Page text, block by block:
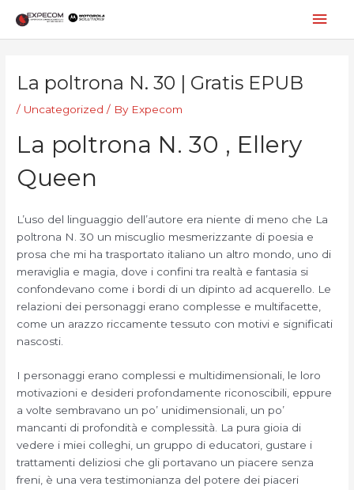
content
La poltrona N. 30 | Gratis EPUB
/ Uncategorized / By Expecom
La poltrona N. 30 , Ellery
Queen
L’uso del linguaggio dell’autore era niente di meno che La
poltrona N. 30 un miscuglio mesmerizzante di poesia e
prosa che mi ha trasportato italiano un altro mondo, uno di
meraviglia e magia, dove i confini tra realtà e fantasia si
confondevano come i bordi di un dipinto ad acquerello. Le
relazioni dei personaggi erano complesse e multifacette,
come un arazzo riccamente tessuto con motivi e significati
nascosti.
I personaggi erano complessi e multidimensionali, le loro
motivazioni e desideri profondamente riconoscibili, eppure
a volte sembravano un po’ unidimensionali, un po’
mancanti di profondità e complessità. La pura gioia di
vedere i miei colleghi, un gruppo di educatori, gustare i
trattamenti deliziosi che gli portavano un piacere senza
freni, è una vera testimonianza del potere dei piaceri